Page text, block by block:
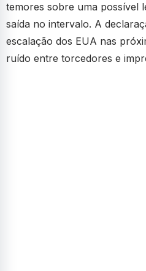
temores sobre uma possível
saída no intervalo. A
escalação dos EUA nas
ruído entre torcedores e